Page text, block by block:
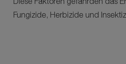
Fungizide, Herbizide und